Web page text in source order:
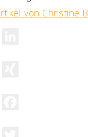
von Christine